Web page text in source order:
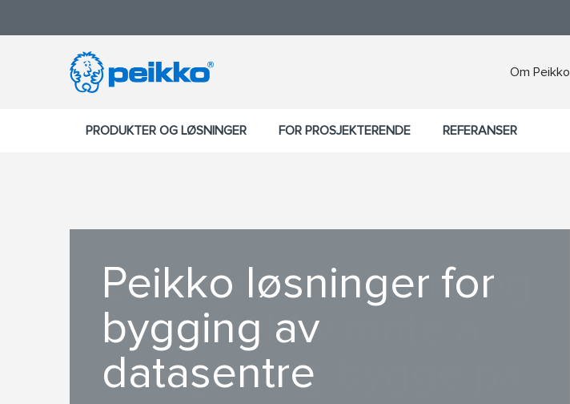
Om Peikko
PRODUKTER OG LØSNINGER FOR PROSJEKTERENDE REFERANSER
Peikko løsninger for
bygging av
datasentre
En raskere, sikrere og
mer effektiv måte å
designe og bygge på